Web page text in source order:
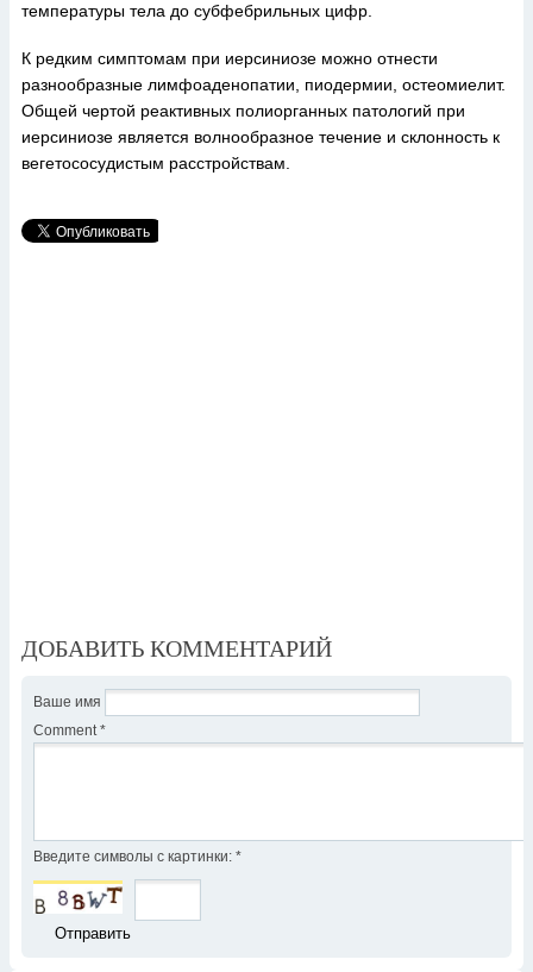
температуры тела до субфебрильных цифр.
К редким симптомам при иерсиниозе можно отнести
разнообразные лимфоаденопатии, пиодермии, остеомиелит.
Общей чертой реактивных полиорганных патологий при
иерсиниозе является волнообразное течение и склонность к
вегетососудистым расстройствам.
ДОБАВИТЬ КОММЕНТАРИЙ
Ваше имя
Comment *
Введите символы с картинки: *